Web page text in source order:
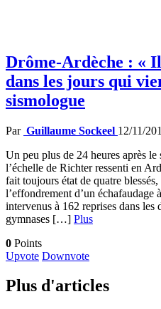
Drôme-Ardèche : «
dans les jours qui
sismologue
Par Guillaume Sockeel 12/11/
Un peu plus de 24 heures après
l’échelle de Richter ressenti en
fait toujours état de quatre
l’effondrement d’un
intervenus à 162 reprises dans les
gymnases […] Plus
0 Points
Upvote Downvote
Plus d'articles